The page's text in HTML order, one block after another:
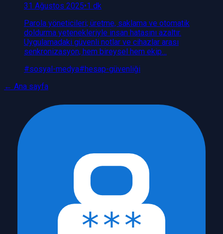
31 Ağustos 2025•1 dk
Parola yöneticileri; üretme, saklama ve otomatik
doldurma yetenekleriyle insan hatasını azaltır.
Uygulamadaki güvenli notlar ve cihazlar arası
senkronizasyon, hem bireysel hem ekip…
#sosyal-medya#hesap-güvenliği
← Ana sayfa